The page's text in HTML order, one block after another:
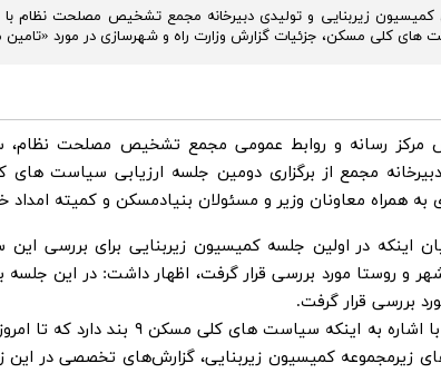
زیربنایی و تولیدی دبیرخانه مجمع تشخیص مصلحت نظام با
های کلی مسکن، جزئیات گزارش وزارت راه و شهرسازی در مورد «تامین
مرکز رسانه و روابط عمومی مجمع تشخیص مصلحت
مجمع از برگزاری دومین جلسه ارزیابی سیاست
به همراه معاونان وزیر و مسئولان بنیادمسکن و کمیته امداد
اینکه در اولین جلسه کمیسیون زیربنایی برای بررسی
و روستا مورد بررسی قرار گرفت، اظهار داشت: در این
بررسی قرار گرفت.
زیرمجموعه کمیسیون زیربنایی، گزارش‌های تخصصی در این